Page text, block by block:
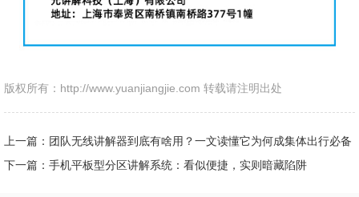
版权所有：http://www.yuanjiangjie.com 转载请注明出处
上一篇：团队无线讲解器到底有啥用？一文读懂它为何成集体出行必备
神器
下一篇：手机平板型分区讲解系统：看似便捷，实则暗藏陷阱